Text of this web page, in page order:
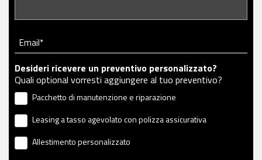
Email*
Desideri ricevere un preventivo personalizzato?
Quali optional vorresti aggiungere al tuo preventivo?
Pacchetto di manutenzione e riparazione
Leasing a tasso agevolato con polizza assicurativa
Allestimento personalizzato